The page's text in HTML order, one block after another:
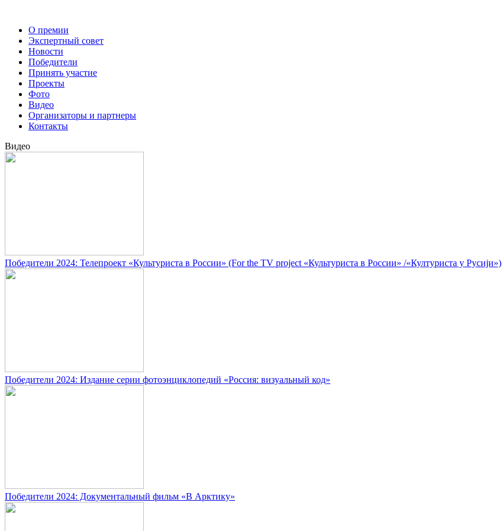
О премии
Экспертный совет
Новости
Победители
Принять участие
Проекты
Фото
Видео
Организаторы и партнеры
Контакты
Видео
Победители 2024: Телепроект «Культуриста в России» (For the TV project «Культуриста в России» /«Културиста у Русији»)
Победители 2024: Издание серии фотоэнциклопедий «Россия: визуальный код»
Победители 2024: Документальный фильм «В Арктику»